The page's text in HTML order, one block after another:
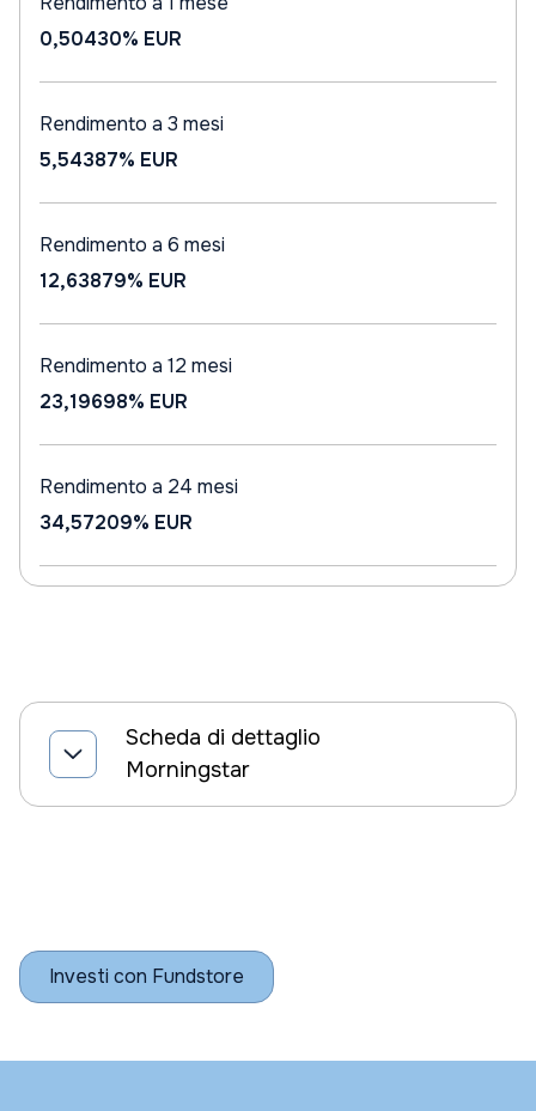
0,50430% EUR
Rendimento a 3 mesi
5,54387% EUR
Rendimento a 6 mesi
12,63879% EUR
Rendimento a 12 mesi
23,19698% EUR
Rendimento a 24 mesi
34,57209% EUR
Scheda di dettaglio
Morningstar
Investi con Fundstore